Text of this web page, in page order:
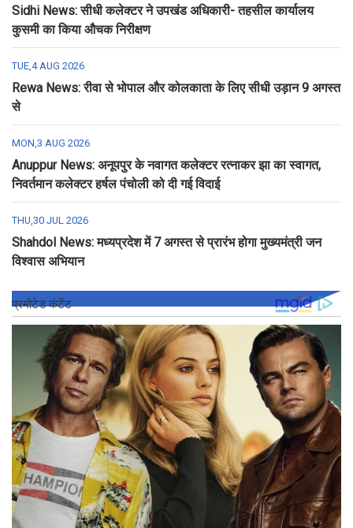
Sidhi News: सीधी कलेक्टर ने उपखंड अधिकारी- तहसील कार्यालय
कुसमी का किया औचक निरीक्षण
TUE,4 AUG 2026
Rewa News: रीवा से भोपाल और कोलकाता के लिए सीधी उड़ान 9 अगस्त
से
MON,3 AUG 2026
Anuppur News: अनूपपुर के नवागत कलेक्टर रत्नाकर झा का स्वागत,
निवर्तमान कलेक्टर हर्षल पंचोली को दी गई विदाई
THU,30 JUL 2026
Shahdol News: मध्यप्रदेश में 7 अगस्त से प्रारंभ होगा मुख्यमंत्री जन
विश्वास अभियान